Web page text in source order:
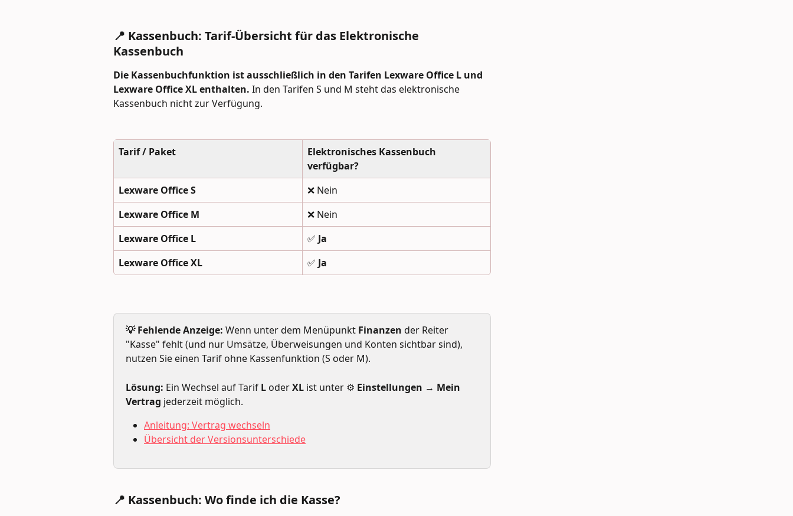
📍 Kassenbuch: Tarif-Übersicht für das Elektronische
Kassenbuch
Die Kassenbuchfunktion ist ausschließlich in den Tarifen Lexware Office L und
Lexware Office XL enthalten. In den Tarifen S und M steht das elektronische
Kassenbuch nicht zur Verfügung.
Tarif / Paket
Elektronisches Kassenbuch
verfügbar?
Lexware Office S
❌ Nein
Lexware Office M
❌ Nein
Lexware Office L
✅ Ja
Lexware Office XL
✅ Ja
💡 Fehlende Anzeige: Wenn unter dem Menüpunkt Finanzen der Reiter
"Kasse" fehlt (und nur Umsätze, Überweisungen und Konten sichtbar sind),
nutzen Sie einen Tarif ohne Kassenfunktion (S oder M).
Lösung: Ein Wechsel auf Tarif L oder XL ist unter ⚙️ Einstellungen → Mein
Vertrag jederzeit möglich.
Anleitung: Vertrag wechseln
Übersicht der Versionsunterschiede
📍 Kassenbuch: Wo finde ich die Kasse?